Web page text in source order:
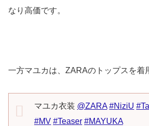
なり高価です。
一方マユカは、ZARAのトップスを着
マユカ衣装 @ZARA #NiziU
#MV #Teaser #MAYUKA